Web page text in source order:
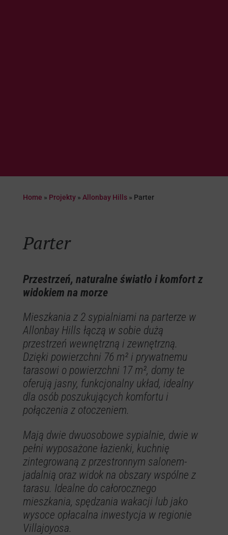
Home » Projekty» Allonbay Hills» Parter
Parter
Przestrzeń, naturalne światło i komfort z
widokiem na morze
Mieszkania z 2 sypialniami na parterze w
Allonbay Hills łączą w sobie dużą
przestrzeń wewnętrzną i zewnętrzną.
Dzięki powierzchni 76 m² i prywatnemu
tarasowi o powierzchni 17 m², domy te
oferują jasny, funkcjonalny układ, idealny
dla osób poszukujących komfortu i
połączenia z otoczeniem.
Mają dwie dwuosobowe sypialnie, dwie w
pełni wyposażone łazienki, kuchnię
zintegrowaną z przestronnym salonem-
jadalnią oraz widok na obszary wspólne z
tarasu. Idealne do całorocznego
mieszkania, spędzania wakacji lub jako
wysoce opłacalna inwestycja w regionie
Villajoyosa.